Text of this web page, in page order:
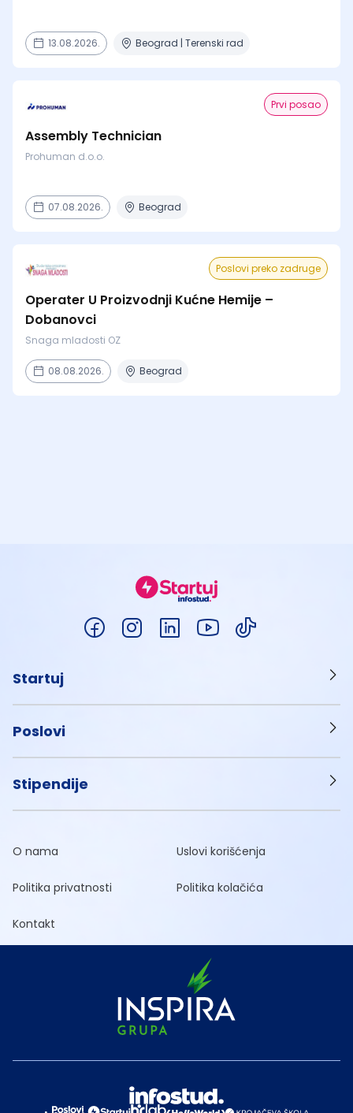
13.08.2026. Beograd | Terenski rad
Prvi posao
Assembly Technician
Prohuman d.o.o.
07.08.2026. Beograd
Poslovi preko zadruge
Operater U Proizvodnji Kućne Hemije –
Dobanovci
Snaga mladosti OZ
08.08.2026. Beograd
Startuj
Poslovi
Stipendije
O nama Uslovi korišćenja
Politika privatnosti Politika kolačića
Kontakt